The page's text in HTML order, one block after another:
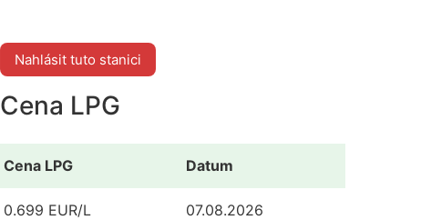
Nahlásit tuto stanici
Cena LPG
Cena LPG Datum
0.699 EUR/L 07.08.2026